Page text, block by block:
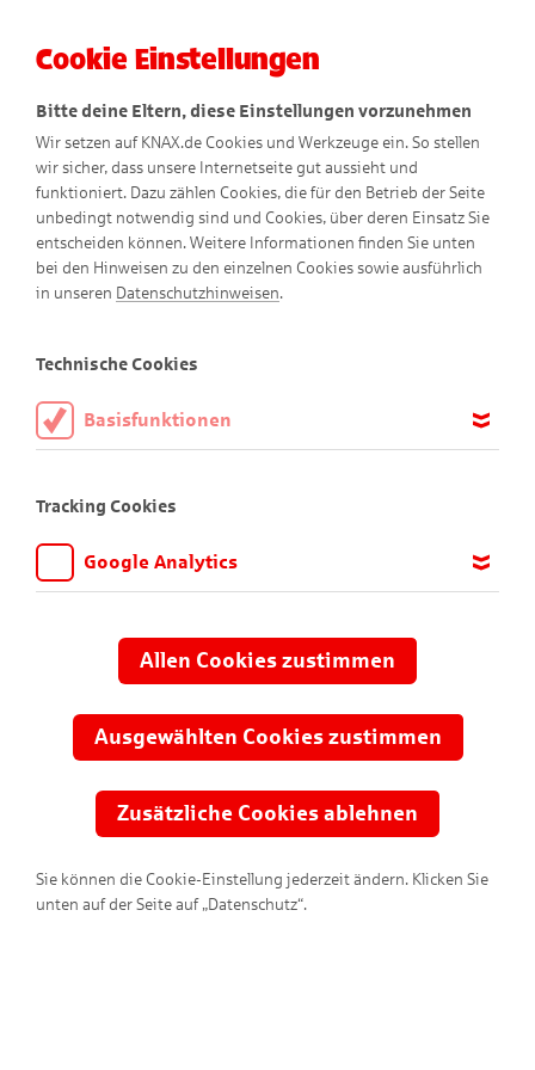
Herzlich willkommen!
Herzlich willkommen!
Cookie Einstellungen
Bitte deine Eltern, diese Einstellungen vorzunehmen
Wir setzen auf KNAX.de Cookies und Werkzeuge ein. So stellen
wir sicher, dass unsere Internetseite gut aussieht und
funktioniert. Dazu zählen Cookies, die für den Betrieb der Seite
unbedingt notwendig sind und Cookies, über deren Einsatz Sie
entscheiden können. Weitere Informationen finden Sie unten
bei den Hinweisen zu den einzelnen Cookies sowie ausführlich
in unseren Datenschutzhinweisen.
Technische Cookies
Basisfunktionen
aktiviert sein.
Tracking Cookies
Google Analytics
anpassen und verbessern können. Aus diesem Grund nutzen wir
Google Analytics. Dieses Werkzeug erfasst die Seitenaufrufe zu
Übertragung anonymisiert.
Allen Cookies zustimmen
Ausgewählten Cookies zustimmen
Zusätzliche Cookies ablehnen
Sie können die Cookie-Einstellung jederzeit ändern. Klicken Sie
unten auf der Seite auf „Datenschutz“.